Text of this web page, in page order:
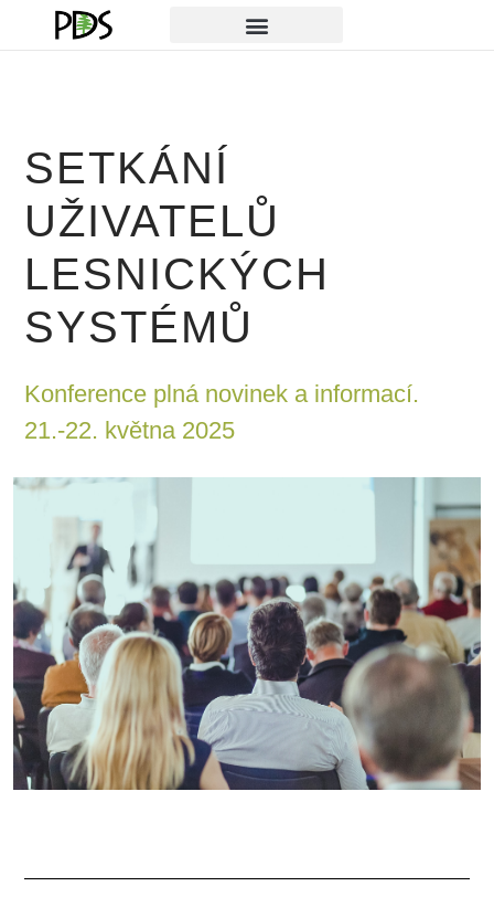
SETKÁNÍ
UŽIVATELŮ
LESNICKÝCH
SYSTÉMŮ
Konference plná novinek a informací.
21.-22. května 2025